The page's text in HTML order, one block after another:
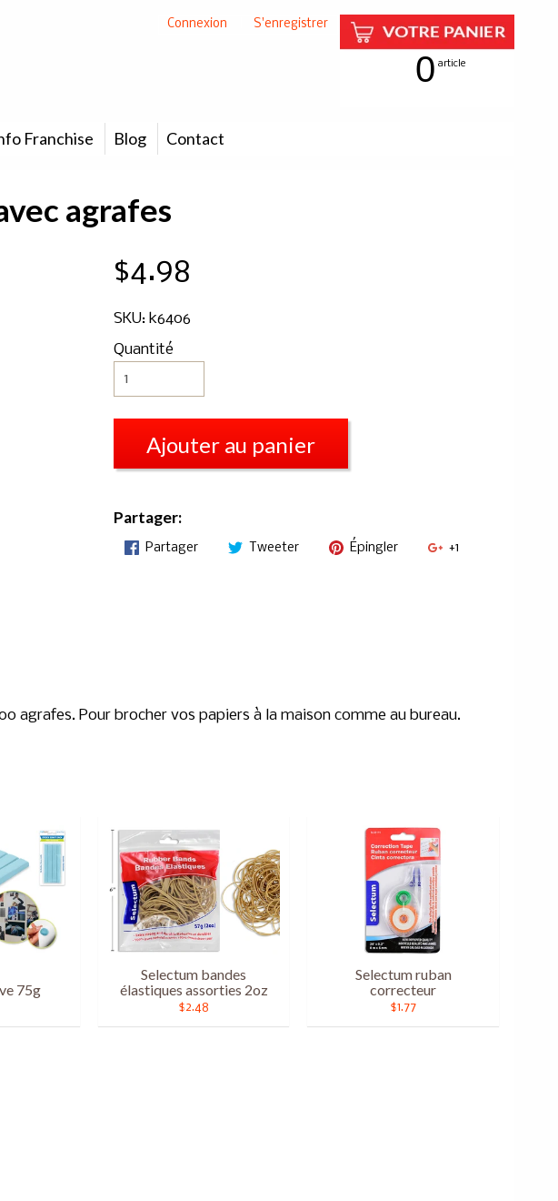
Connexion S'enregistrer
0 article
Franchise Blog Contact
agrafes
$4.98
SKU: k6406
Quantité
Ajouter au panier
Partager:
Partager Tweeter Épingler +1
agrafes. Pour brocher vos papiers à la maison comme au bureau.
75g
Selectum bandes
élastiques assorties 2oz
$2.48
Selectum ruban
correcteur
$1.77